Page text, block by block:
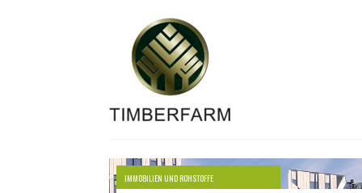
IMMOBILIEN UND ROHSTOFFE